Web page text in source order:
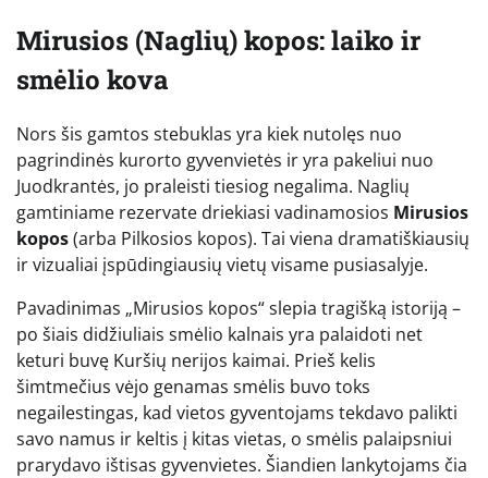
Mirusios (Naglių) kopos: laiko ir
smėlio kova
Nors šis gamtos stebuklas yra kiek nutolęs nuo
pagrindinės kurorto gyvenvietės ir yra pakeliui nuo
Juodkrantės, jo praleisti tiesiog negalima. Naglių
gamtiniame rezervate driekiasi vadinamosios Mirusios
kopos(arba Pilkosios kopos). Tai viena dramatiškiausių
ir vizualiai įspūdingiausių vietų visame pusiasalyje.
Pavadinimas „Mirusios kopos“ slepia tragišką istoriją –
po šiais didžiuliais smėlio kalnais yra palaidoti net
keturi buvę Kuršių nerijos kaimai. Prieš kelis
šimtmečius vėjo genamas smėlis buvo toks
negailestingas, kad vietos gyventojams tekdavo palikti
savo namus ir keltis į kitas vietas, o smėlis palaipsniui
prarydavo ištisas gyvenvietes. Šiandien lankytojams čia